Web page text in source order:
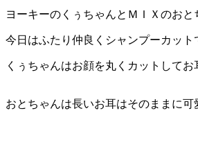
ヨーキーのくぅちゃんとＭＩＸのおと
今日はふたり仲良くシャンプーカット
くぅちゃんはお顔を丸くカットして
おとちゃんは長いお耳はそのままに可